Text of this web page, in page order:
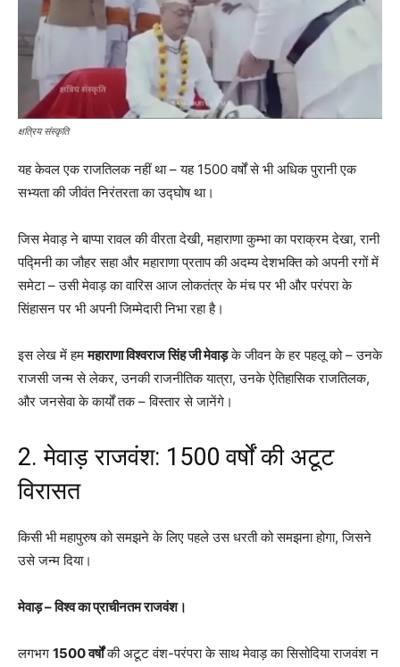
क्षत्रिय संस्कृति
यह केवल एक राजतिलक नहीं था – यह 1500 वर्षों से भी अधिक पुरानी एक
सभ्यता की जीवंत निरंतरता का उद्घोष था।
जिस मेवाड़ ने बाप्पा रावल की वीरता देखी, महाराणा कुम्भा का पराक्रम देखा, रानी
पद्मिनी का जौहर सहा और महाराणा प्रताप की अदम्य देशभक्ति को अपनी रगों में
समेटा – उसी मेवाड़ का वारिस आज लोकतंत्र के मंच पर भी और परंपरा के
सिंहासन पर भी अपनी जिम्मेदारी निभा रहा है।
इस लेख में हममहाराणा विश्वराज सिंह जी मेवाड़के जीवन के हर पहलू को – उनके
राजसी जन्म से लेकर, उनकी राजनीतिक यात्रा, उनके ऐतिहासिक राजतिलक,
और जनसेवा के कार्यों तक – विस्तार से जानेंगे।
2. मेवाड़ राजवंश: 1500 वर्षों की अटूट
विरासत
किसी भी महापुरुष को समझने के लिए पहले उस धरती को समझना होगा, जिसने
उसे जन्म दिया।
मेवाड़ – विश्व का प्राचीनतम राजवंश।
लगभग 1500 वर्षोंकी अटूट वंश-परंपरा के साथ मेवाड़ का सिसोदिया राजवंश न